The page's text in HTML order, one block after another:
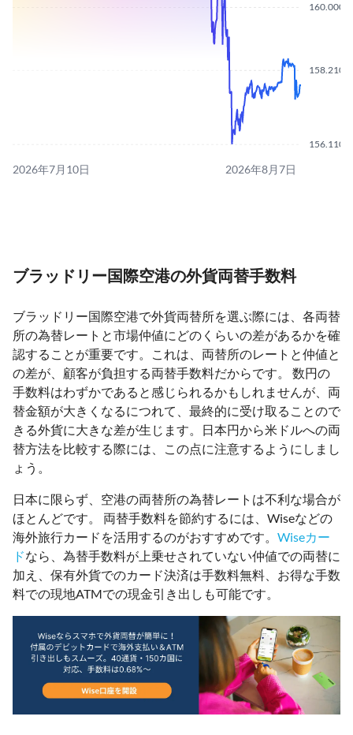
156.1100
158.2100
160.0000
2026年7月10日 2026年8月7日
ブラッドリー国際空港の外貨両替手数料
ブラッドリー国際空港で外貨両替所を選ぶ際には、各両替
所の為替レートと市場仲値にどのくらいの差があるかを確
認することが重要です。これは、両替所のレートと仲値と
の差が、顧客が負担する両替手数料だからです。 数円の
手数料はわずかであると感じられるかもしれませんが、両
替金額が大きくなるにつれて、最終的に受け取ることので
きる外貨に大きな差が生じます。日本円から米ドルへの両
替方法を比較する際には、この点に注意するようにしまし
ょう。
日本に限らず、空港の両替所の為替レートは不利な場合が
ほとんどです。 両替手数料を節約するには、Wiseなどの
海外旅行カードを活用するのがおすすめです。 Wiseカー
ドなら、為替手数料が上乗せされていない仲値での両替に
加え、保有外貨でのカード決済は手数料無料、お得な手数
料での現地ATMでの現金引き出しも可能です。